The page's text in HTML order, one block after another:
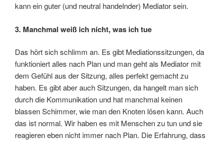
kann ein guter (und neutral handelnder) Mediator sein.
3. Manchmal weiß ich nicht, was ich tue
Das hört sich schlimm an. Es gibt Mediationssitzungen, da
funktioniert alles nach Plan und man geht als Mediator mit
dem Gefühl aus der Sitzung, alles perfekt gemacht zu
haben. Es gibt aber auch Sitzungen, da hangelt man sich
durch die Kommunikation und hat manchmal keinen
blassen Schimmer, wie man den Knoten lösen kann. Auch
das ist normal. Wir haben es mit Menschen zu tun und sie
reagieren eben nicht immer nach Plan. Die Erfahrung, dass